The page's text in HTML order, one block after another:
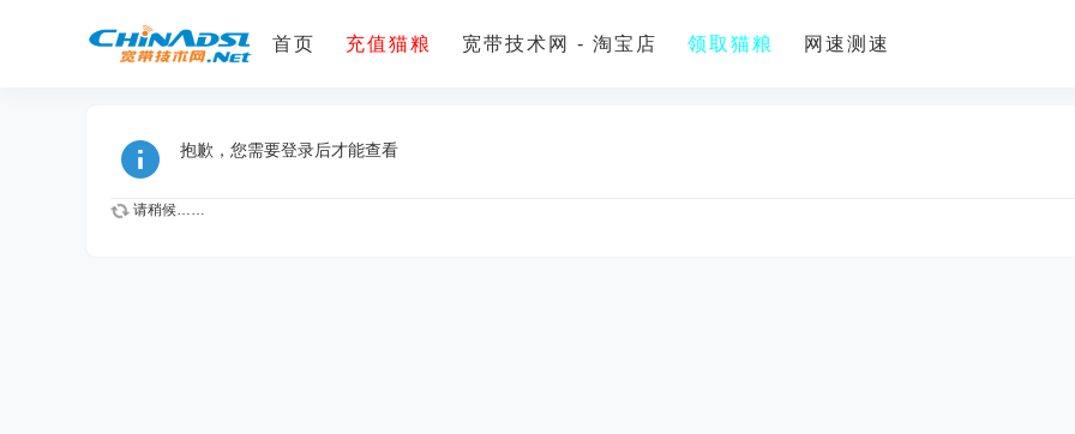
首页 充值猫粮 宽带技术网 - 淘宝店 领取猫粮 网速测速
抱歉，您需要登录后才能查看
请稍候……